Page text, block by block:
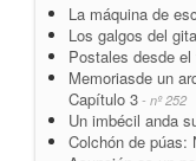
La máquina de
Los galgos del
Postales desde el
Memoriasde un
Capítulo 3 - nº 252
Un imbécil anda
Colchón de púas: